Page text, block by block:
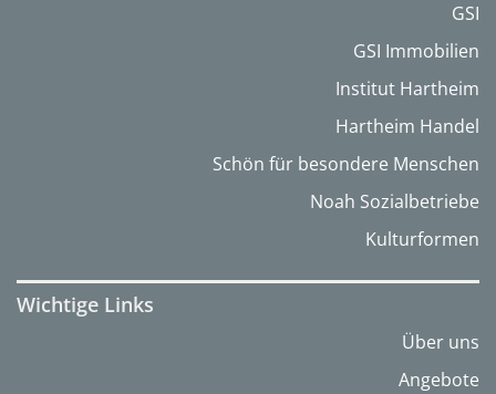
GSI
GSI Immobilien
Institut Hartheim
Hartheim Handel
Schön für besondere Menschen
Noah Sozialbetriebe
Kulturformen
Wichtige Links
Über uns
Angebote